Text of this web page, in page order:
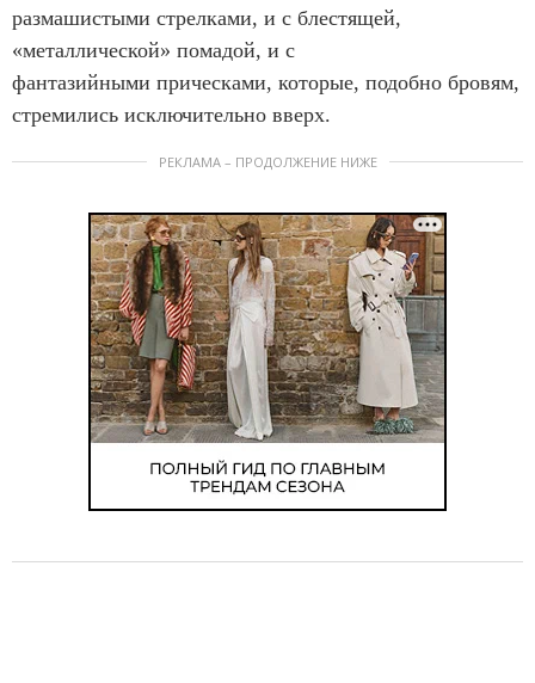
размашистыми стрелками, и с блестящей,
«металлической» помадой, и с
фантазийными прическами, которые, подобно бровям,
стремились исключительно вверх.
РЕКЛАМА – ПРОДОЛЖЕНИЕ НИЖЕ